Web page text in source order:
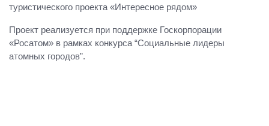
туристического проекта «Интересное рядом»
Проект реализуется при поддержке Госкорпорации
«Росатом» в рамках конкурса “Социальные лидеры
атомных городов”.